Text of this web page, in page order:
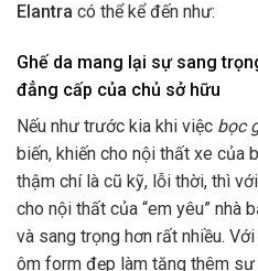
Elantra có thể kể đến như:
Ghế da mang lại sự sang
đẳng cấp của chủ sở hữu
Nếu như trước kia khi việc bọc
biến, khiến cho nội thất xe của
thậm chí là cũ kỹ, lỗi thời, thì
cho nội thất của “em yêu” nhà
và sang trọng hơn rất nhiều.
ôm form đẹp làm tăng thêm